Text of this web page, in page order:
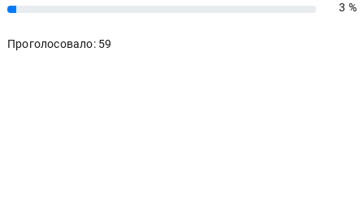
3% 3 %
Проголосовало: 59